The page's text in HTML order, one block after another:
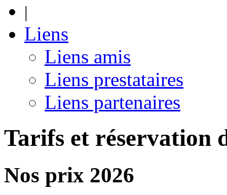
|
Liens
Liens amis
Liens prestataires
Liens partenaires
Tarifs et réservation
Nos prix 2026